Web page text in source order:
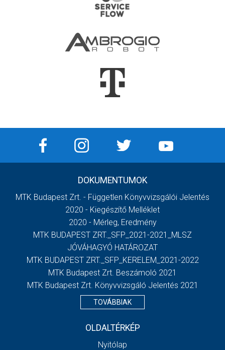
DOKUMENTUMOK
MTK Budapest Zrt. - Független Könyvvizsgálói Jelentés
2020 - Kiegészítő Melléklet
2020 - Mérleg, Eredmény
MTK BUDAPEST ZRT._SFP_2021-2021_MLSZ
JÓVÁHAGYÓ HATÁROZAT
MTK BUDAPEST ZRT._SFP_KERELEM_2021-2022
MTK Budapest Zrt. Beszámoló 2021
MTK Budapest Zrt. Könyvvizsgáló Jelentés 2021
TOVÁBBIAK
OLDALTÉRKÉP
Nyitólap